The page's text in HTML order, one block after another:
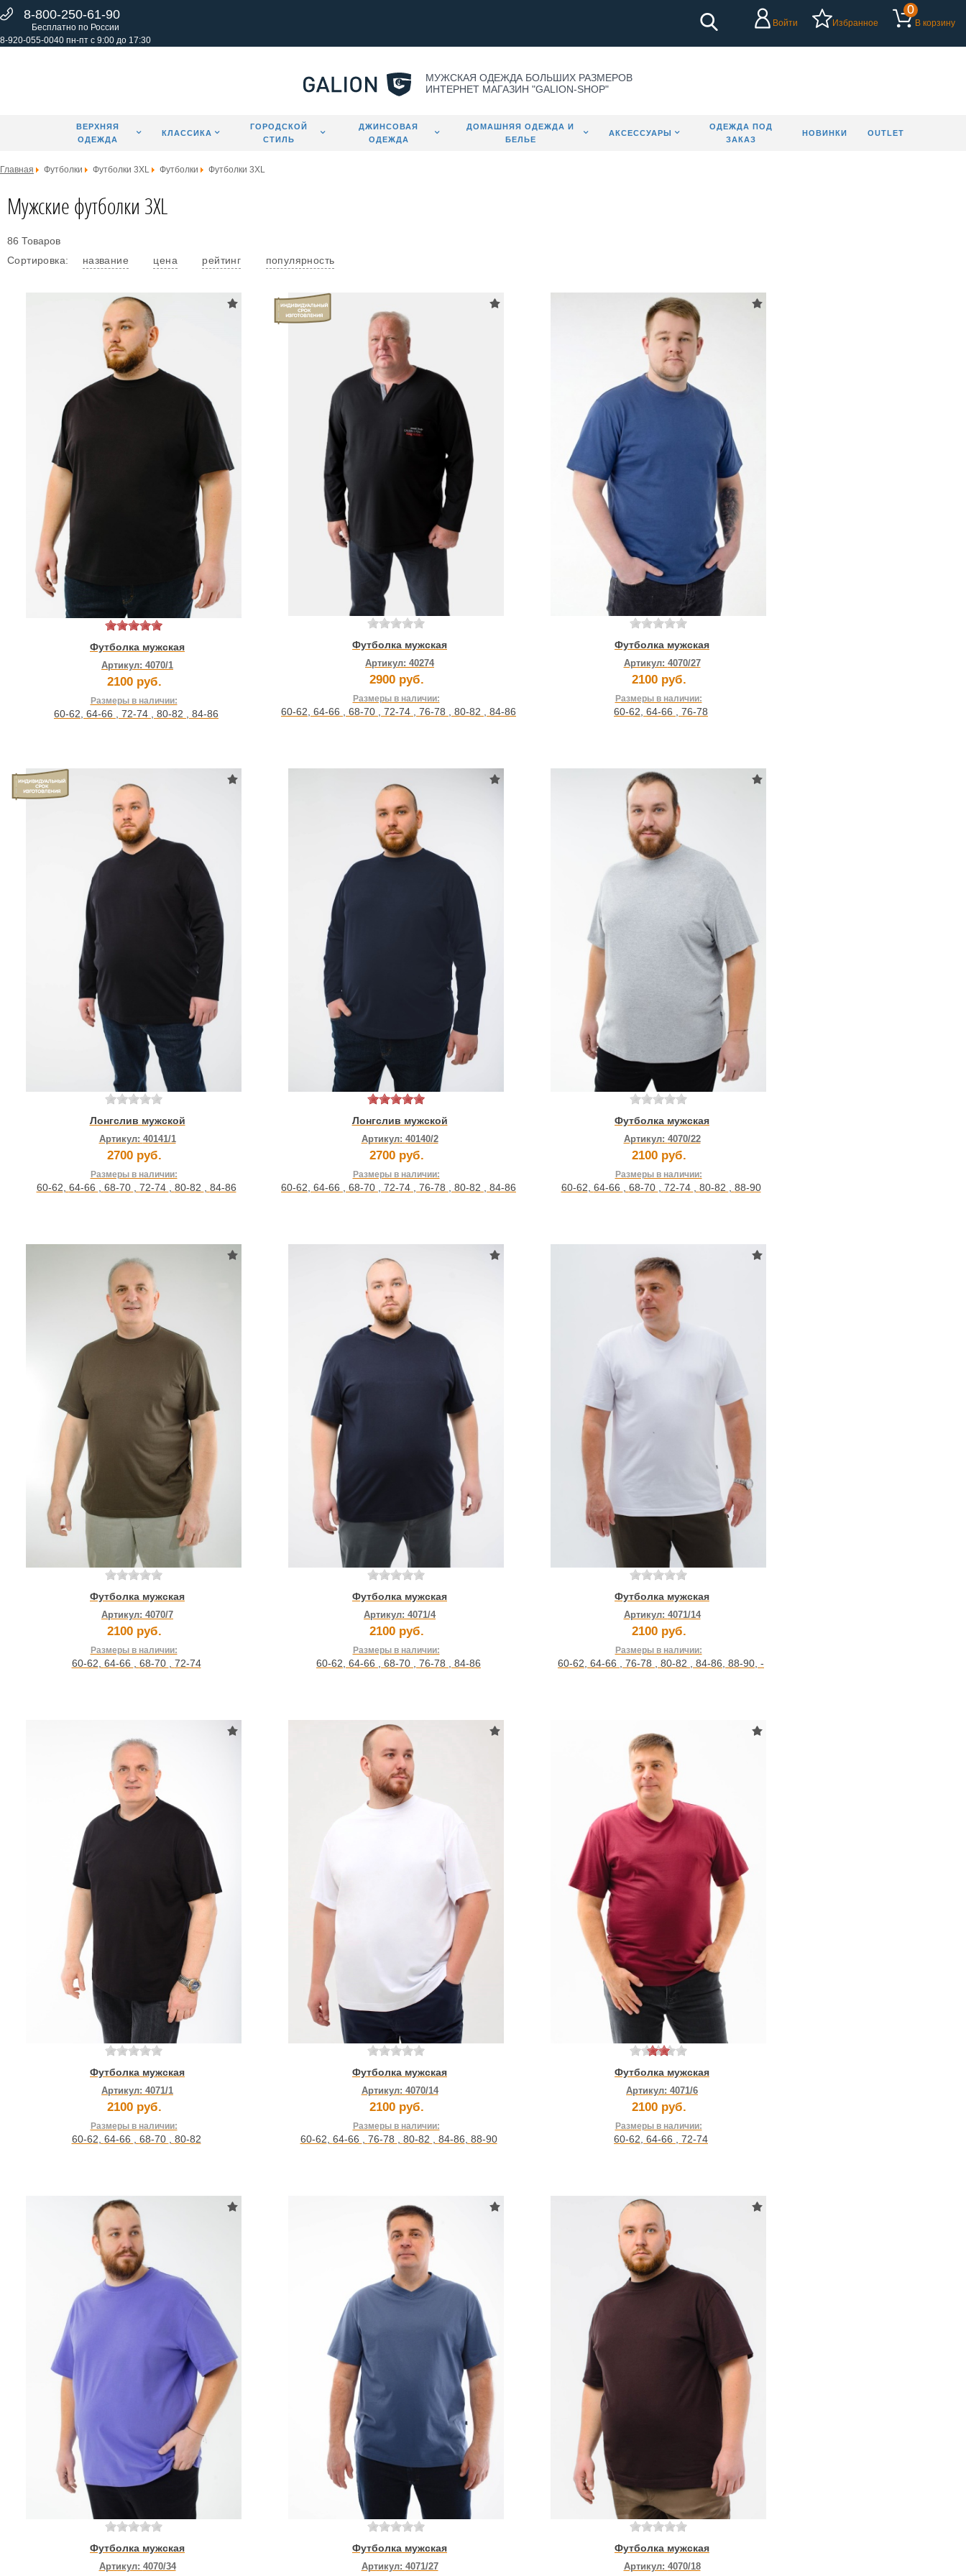
8-800-250-61-90
Бесплатно по России
8-920-055-0040 пн-пт с 9:00 до 17:30
Войти Избранное
0
В корзину
МУЖСКАЯ ОДЕЖДА БОЛЬШИХ РАЗМЕРОВ
ИНТЕРНЕТ МАГАЗИН "GALION-SHOP"
ВЕРХНЯЯ
ОДЕЖДА
КЛАССИКА
ГОРОДСКОЙ
СТИЛЬ
ДЖИНСОВАЯ
ОДЕЖДА
ДОМАШНЯЯ ОДЕЖДА И
БЕЛЬЕ
АКСЕССУАРЫ
ОДЕЖДА ПОД
ЗАКАЗ
НОВИНКИ OUTLET
Главная Футболки Футболки 3XL Футболки Футболки 3XL
Мужские футболки 3XL
Сортировка: название цена рейтинг популярность
86 Товаров
Футболка мужская
Артикул: 4070/1
2100 руб.
Размеры в наличии:
60-62, 64-66 , 72-74 , 80-82 , 84-86
Футболка мужская
Артикул: 40274
2900 руб.
Размеры в наличии:
60-62, 64-66 , 68-70 , 72-74 , 76-78 , 80-82 , 84-86
Футболка мужская
Артикул: 4070/27
2100 руб.
Размеры в наличии:
60-62, 64-66 , 76-78
Лонгслив мужской
Артикул: 40141/1
2700 руб.
Размеры в наличии:
60-62, 64-66 , 68-70 , 72-74 , 80-82 , 84-86
Лонгслив мужской
Артикул: 40140/2
2700 руб.
Размеры в наличии:
60-62, 64-66 , 68-70 , 72-74 , 76-78 , 80-82 , 84-86
Футболка мужская
Артикул: 4070/22
2100 руб.
Размеры в наличии:
60-62, 64-66 , 68-70 , 72-74 , 80-82 , 88-90
Футболка мужская
Артикул: 4070/7
2100 руб.
Размеры в наличии:
60-62, 64-66 , 68-70 , 72-74
Футболка мужская
Артикул: 4071/4
2100 руб.
Размеры в наличии:
60-62, 64-66 , 68-70 , 76-78 , 84-86
Футболка мужская
Артикул: 4071/14
2100 руб.
Размеры в наличии:
60-62, 64-66 , 76-78 , 80-82 , 84-86, 88-90, -
Футболка мужская
Артикул: 4071/1
2100 руб.
Размеры в наличии:
60-62, 64-66 , 68-70 , 80-82
Футболка мужская
Артикул: 4070/14
2100 руб.
Размеры в наличии:
60-62 64-66 76-78 80-82 84-86 88-90
Футболка мужская
Артикул: 4071/6
2100 руб.
Размеры в наличии:
60-62, 64-66 , 72-74
Футболка мужская
Артикул: 4070/34
Футболка мужская
Артикул: 4071/27
Футболка мужская
Артикул: 4070/18